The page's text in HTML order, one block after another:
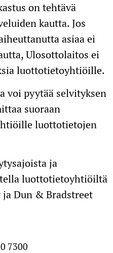
on tehtävä
kautta. Jos
asiaa ei
Ulosottolaitos ei
luottotietoyhtiöille.
voi pyytää selvityksen
suoraan
luottotietojen
ja
luottotietoyhtiöiltä
ja Dun & Bradstreet
7300